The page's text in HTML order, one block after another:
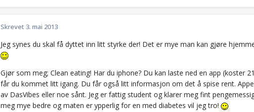
Skrevet 3. mai 2013
Jeg synes du skal få dyttet inn litt styrke der! Det er mye man kan gjøre
Gjør som meg; Clean eating! Har du iphone? Du kan laste ned en app (koster
får du kommet litt igang. Du får også litt informasjon om det å spise rent.
av DasVibes eller noe sånt. Jeg er fattig student og klarer meg fint
meg mye bedre og maten er ypperlig for en med diabetes vil jeg tro!